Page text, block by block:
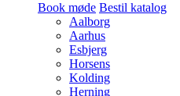
Book møde Bestil katalog
Aalborg
Aarhus
Esbjerg
Horsens
Kolding
Herning